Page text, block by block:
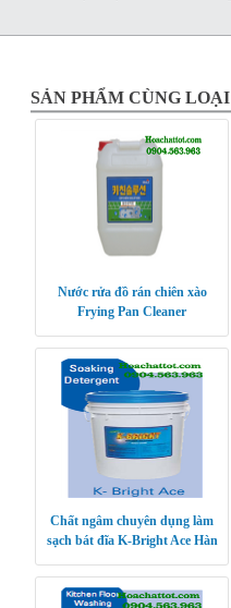
SẢN PHẨM CÙNG LOẠI
Nước rửa đồ rán chiên xào
Frying Pan Cleaner
Chất ngâm chuyên dụng làm
sạch bát đĩa K-Bright Ace Hàn